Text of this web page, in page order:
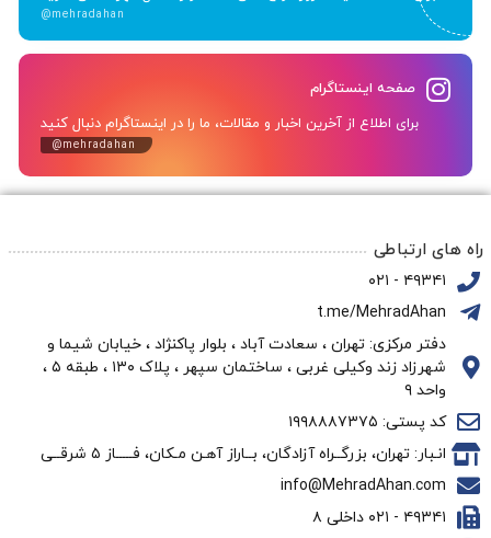
@mehradahan
صفحه اینستاگرام
برای اطلاع از آخرین اخبار و مقالات، ما را در اینستاگرام دنبال کنید
@mehradahan
راه های ارتباطی
۴۹۳۴۱ - ۰۲۱
t.me/MehradAhan
دفتر مرکزی: تهران ، سعادت آباد ، بلوار پاکنژاد ، خیابان شیما و
شهرزاد زند وکیلی غربی ، ساختمان سپهر ، پلاک ۱۳۰ ، طبقه ۵ ،
واحد ۹
کد پستی: ۱۹۹۸۸۸۷۳۷۵
انـبار: تهران، بزرگــراه آزادگان، بــاراز آهـن مـکان، فـــــاز ۵ شرقــی
info@MehradAhan.com
۴۹۳۴۱ - ۰۲۱ داخلی ۸